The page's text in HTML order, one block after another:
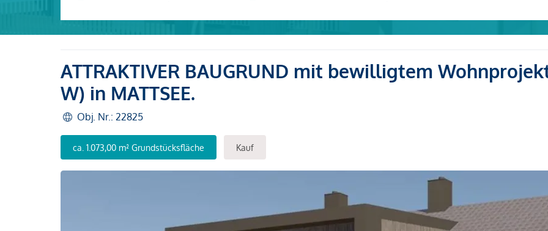
ATTRAKTIVER BAUGRUND mit bewilligtem
W) in MATTSEE.
Obj. Nr.: 22825
ca. 1.073,00 m² Grundstücksfläche Kauf